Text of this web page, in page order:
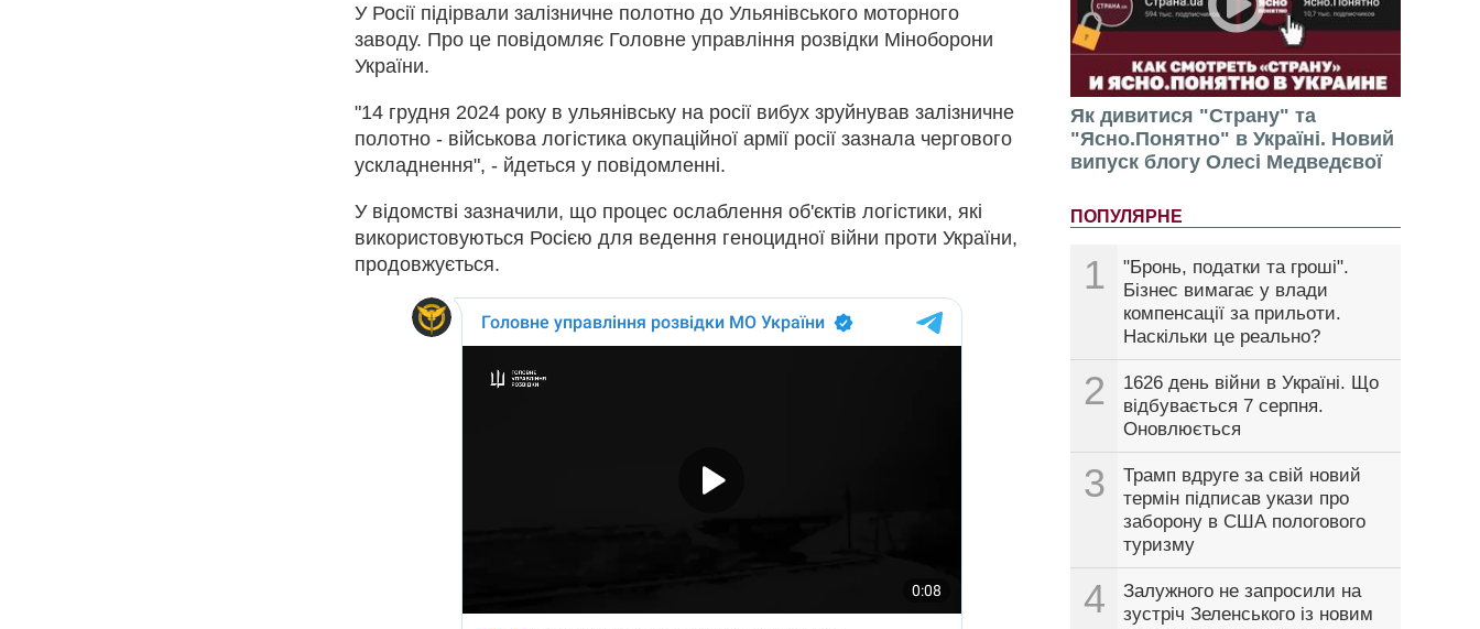
Як дивитися "Страну" та
"Ясно.Понятно" в Україні. Новий
випуск блогу Олесі Медведєвої
ПОПУЛЯРНЕ
1
"Бронь, податки та гроші".
Бізнес вимагає у влади
компенсації за прильоти.
Наскільки це реально?
2
1626 день війни в Україні. Що
відбувається 7 серпня.
Оновлюється
3
Трамп вдруге за свій новий
термін підписав укази про
заборону в США пологового
туризму
4
Залужного не запросили на
зустріч Зеленського із новим
У Росії підірвали залізничне полотно до Ульянівського моторного
заводу. Про це повідомляє Головне управління розвідки Міноборони
України.
"14 грудня 2024 року в ульянівську на росії вибух зруйнував залізничне
полотно - військова логістика окупаційної армії росії зазнала чергового
ускладнення", - йдеться у повідомленні.
У відомстві зазначили, що процес ослаблення об'єктів логістики, які
використовуються Росією для ведення геноцидної війни проти України,
продовжується.